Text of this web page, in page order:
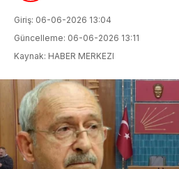
Giriş: 06-06-2026 13:04
Güncelleme: 06-06-2026 13:11
Kaynak: HABER MERKEZI